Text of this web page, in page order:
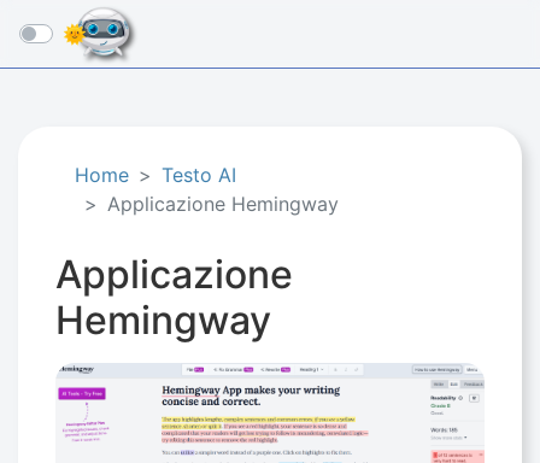
☰
Home
Testo AI
Applicazione Hemingway
Applicazione
Hemingway